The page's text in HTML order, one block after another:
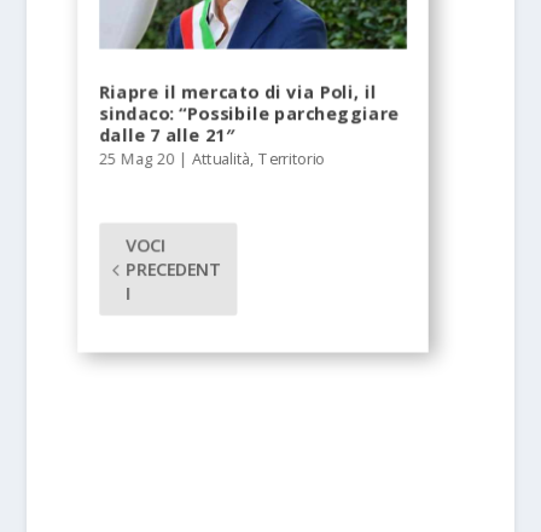
Riapre il mercato di via Poli, il
sindaco: “Possibile parcheggiare
dalle 7 alle 21″
25 Mag 20 |Attualità,Territorio
VOCI
PRECEDENT
I